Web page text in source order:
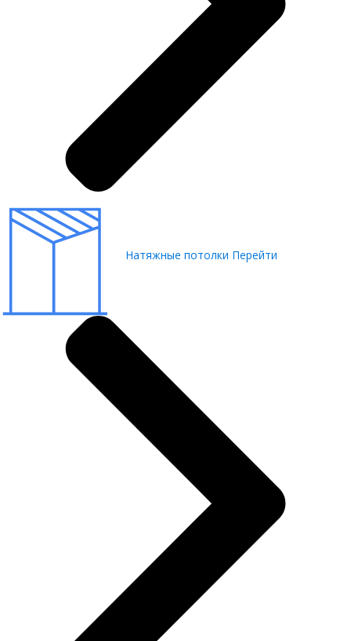
Натяжные потолки Перейти